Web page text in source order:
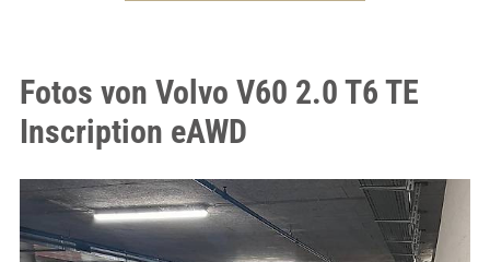
Fotos von Volvo V60 2.0 T6 TE
Inscription eAWD